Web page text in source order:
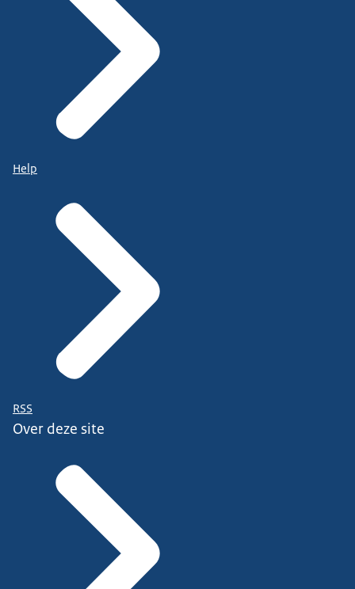
Help
RSS
Over deze site